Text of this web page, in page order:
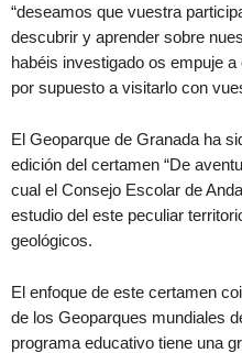
“deseamos que vuestra
descubrir y aprender sobre
habéis investigado os empuje
por supuesto a visitarlo con
El Geoparque de Granada ha
edición del certamen “De
cual el Consejo Escolar de
estudio del este peculiar
geológicos.
El enfoque de este certamen
de los Geoparques mundiales
programa educativo tiene una